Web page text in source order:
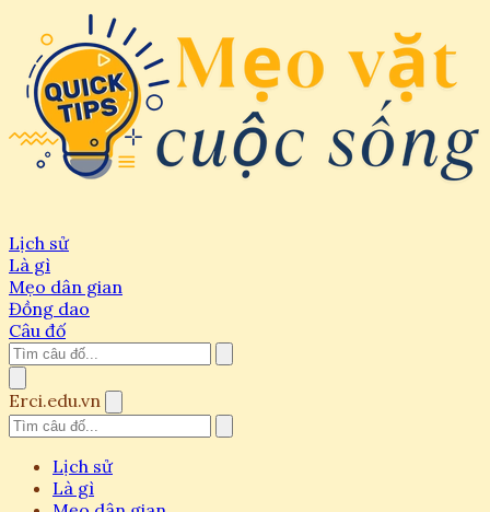
Lịch sử
Là gì
Mẹo dân gian
Đồng dao
Câu đố
Erci.edu.vn
Lịch sử
Là gì